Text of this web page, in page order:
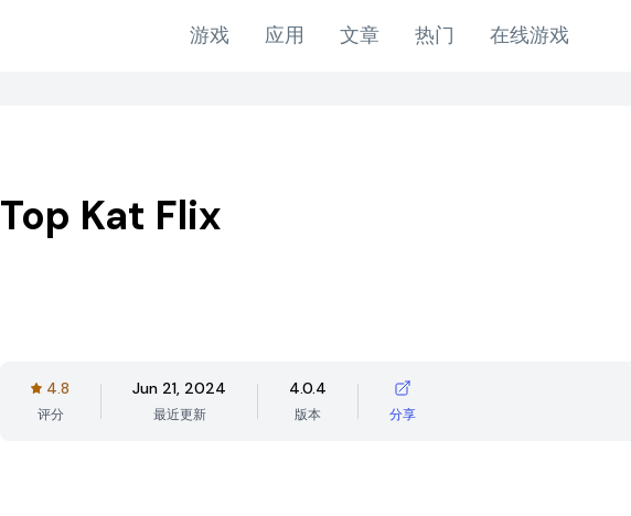
游戏 应用 文章 热门 在线游戏
Top Kat Flix
4.8
评分
Jun 21, 2024
最近更新
4.0.4
版本 分享